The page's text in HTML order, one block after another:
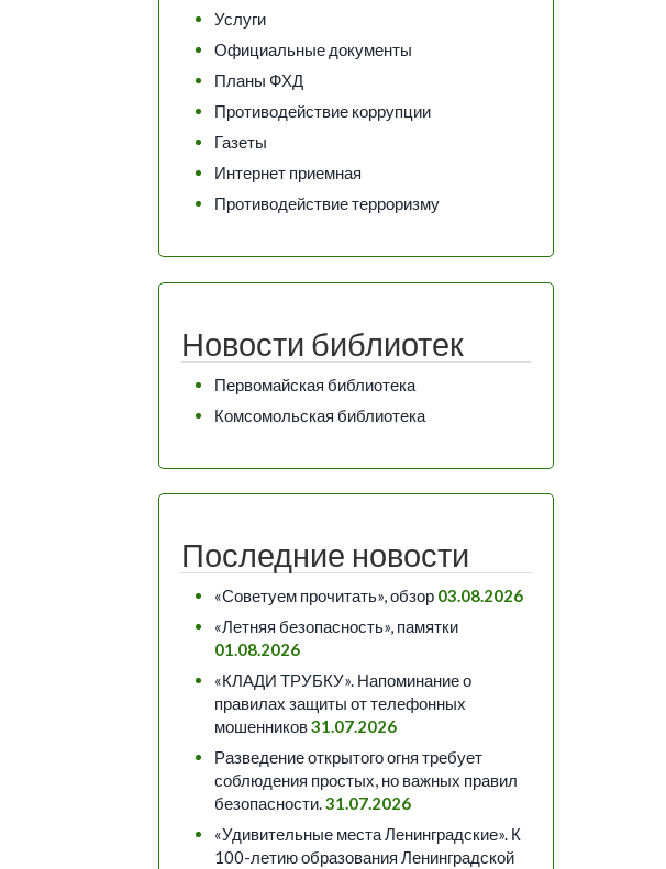
Услуги
Официальные документы
Планы ФХД
Противодействие коррупции
Газеты
Интернет приемная
Противодействие терроризму
Новости библиотек
Первомайская библиотека
Комсомольская библиотека
Последние новости
«Советуем прочитать», обзор 03.08.2026
«Летняя безопасность», памятки
01.08.2026
«КЛАДИ ТРУБКУ». Напоминание о
правилах защиты от телефонных
мошенников31.07.2026
Разведение открытого огня требует
соблюдения простых, но важных правил
безопасности.31.07.2026
«Удивительные места Ленинградские». К
100-летию образования Ленинградской